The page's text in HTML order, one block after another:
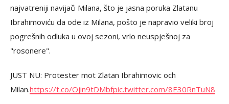
najvatreniji navijači Milana, što je jasna poruka Zlatanu
Ibrahimoviću da ode iz Milana, pošto je napravio veliki broj
pogrešnih odluka u ovoj sezoni, vrlo neuspješnoj za
"rosonere".
JUST NU: Protester mot Zlatan Ibrahimovic och
Milan.https://t.co/Ojin9tDMbfpic.twitter.com/8E30RnTuN8